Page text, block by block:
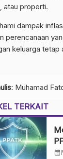
atau properti.
dampak
perencanaan
keluarga tetap
: Muhamad
TERKAIT
calendar_month